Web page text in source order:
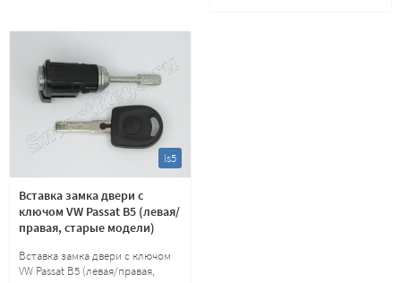
ls5
Вставка замка двери с
ключом VW Passat B5 (левая/
правая, старые модели)
Вставка замка двери с ключом
VW Passat B5 (левая/правая,